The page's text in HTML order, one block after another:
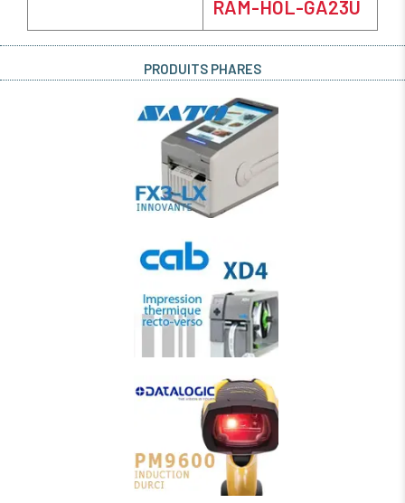
RAM-HOL-GA23U
PRODUITS PHARES